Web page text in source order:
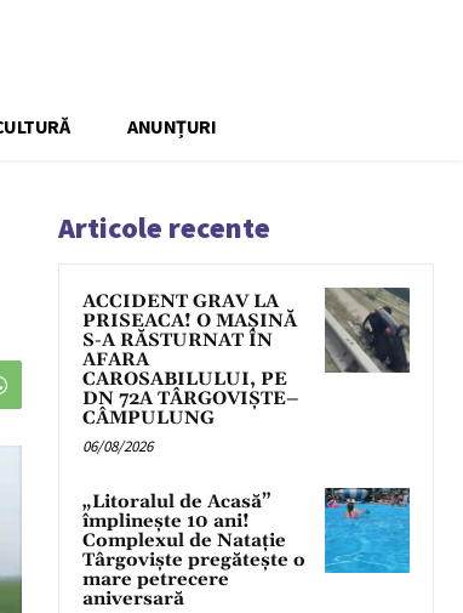
ANUNȚURI
Articole recente
ACCIDENT GRAV LA
PRISEACA! O MAȘINĂ
S-A RĂSTURNAT ÎN
AFARA
CAROSABILULUI, PE
DN 72A TÂRGOVIȘTE–
CÂMPULUNG
06/08/2026
„Litoralul de Acasă”
împlinește 10 ani!
Complexul de Natație
Târgoviște pregătește o
mare petrecere
aniversară